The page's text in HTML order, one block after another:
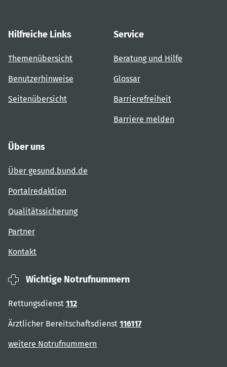
Hilfreiche Links
Themenübersicht
Benutzerhinweise
Seitenübersicht
Service
Beratung und Hilfe
Glossar
Barrierefreiheit
Barriere melden
Über uns
Über gesund.bund.de
Portalredaktion
Qualitätssicherung
Partner
Kontakt
Wichtige Notrufnummern
Rettungsdienst 112
Ärztlicher Bereitschaftsdienst 116117
weitere Notrufnummern